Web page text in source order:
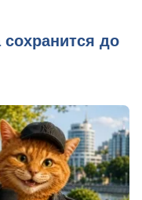
сохранится до